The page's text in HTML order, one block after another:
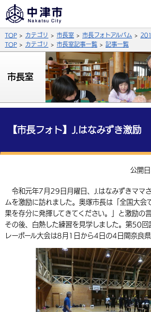
背景色
青
文字の大きさ
拡大 標準
言語を選択
英語（English） 中国
中国語（繁体字） 韓国
組織案内
公式SNS
X (Twitter)
サイト内検索
総合メニュー
保険・年金
福祉・介護 健康・予防
税金 住宅・イン
環境・衛生 生涯学習・
外国人の方
入札・契約 産業・雇用
農林水産業 税金
都市整備
子育て・教育
施設情報 子どもを預
手当・助成 健康・医療
相談・支援・情報 計画・施策
観光・移住
観光なび スポットを
遊ぶ・体験する グルメ・食
買う・おみやげ 四季のイベ
移住・定住
市政情報
中津市について 市役所の紹
地方創生・地域活性化 広報・広聴
行政・計画
TOP カテゴリ 市長室 市長フォトアルバム
TOP
カテゴリ 市長室記事一覧 記事一覧
市長室
【市長フォト】J.はなみずき激励
公開
令和元年7月29日月曜日、J.はなみずきママさ
ムを激励に訪れました。奥塚市長は「全国大会
果を存分に発揮してきてください。」と激励の
その後、白熱した練習を見学しました。第50回
レーボール大会は8月1日から4日の4日間奈良県